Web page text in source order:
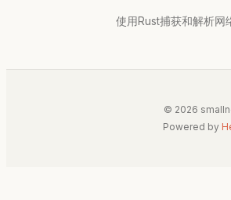
使用Rust捕获和解析网
© 2026
Powered by